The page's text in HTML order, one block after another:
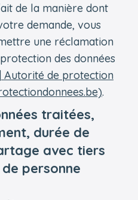
de la manière dont
demande, vous
une réclamation
des données
Autorité de protection
.
traitées,
durée de
avec tiers
personne